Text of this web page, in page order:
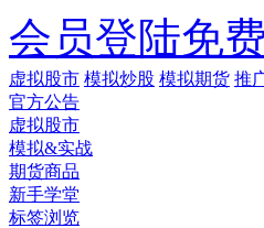
会员登陆免
虚拟股市 模拟炒股 模拟期货 推
官方公告
虚拟股市
模拟&实战
期货商品
新手学堂
标签浏览